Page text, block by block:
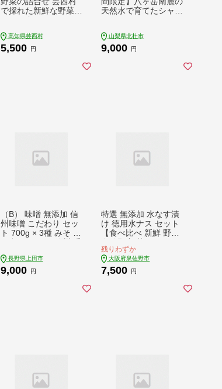
で採れた新鮮な野菜
高知県芸西村
5,500 円
天然水で育てたシャイ
山梨県北杜市
9,000 円
（B） 味噌 無添加 信
州味噌 こだわり セッ
ト 700g × 3種 みそ 詰
信州みそ 米味噌 米み
そ 長野県 長野 上田市
長野県上田市
9,000 円
特選 無添加 水なす漬
け 徳用水ナス セット
【食べ比べ 新鮮 野菜
TONOファーム 高評
価 数量限定】 005A0
58
残りわずか
大阪府泉佐野市
7,500 円